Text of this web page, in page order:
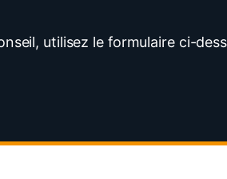
utilisez le formulaire ci-